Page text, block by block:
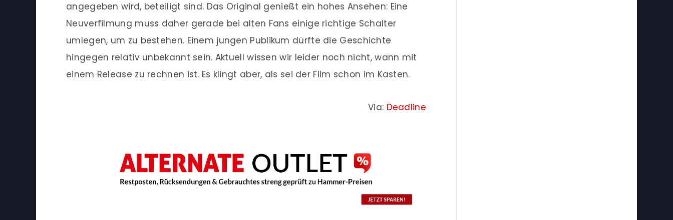
angegeben wird, beteiligt sind. Das Original genießt ein hohes Ansehen: Eine
Neuverfilmung muss daher gerade bei alten Fans einige richtige Schalter
umlegen, um zu bestehen. Einem jungen Publikum dürfte die Geschichte
hingegen relativ unbekannt sein. Aktuell wissen wir leider noch nicht, wann mit
einem Release zu rechnen ist. Es klingt aber, als sei der Film schon im Kasten.
Via: Deadline